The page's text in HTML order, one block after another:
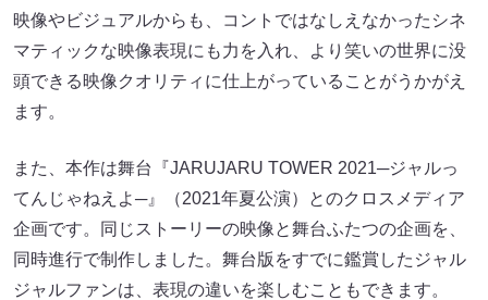
映像やビジュアルからも、コントではなしえなかったシネ
マティックな映像表現にも力を入れ、より笑いの世界に没
頭できる映像クオリティに仕上がっていることがうかがえ
ます。
また、本作は舞台『JARUJARU TOWER 2021─ジャルっ
てんじゃねえよ─』（2021年夏公演）とのクロスメディア
企画です。同じストーリーの映像と舞台ふたつの企画を、
同時進行で制作しました。舞台版をすでに鑑賞したジャル
ジャルファンは、表現の違いを楽しむこともできます。